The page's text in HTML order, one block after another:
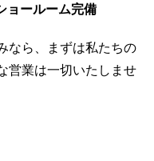
ョールーム完備
なら、まずは私たちの
営業は一切いたしませ